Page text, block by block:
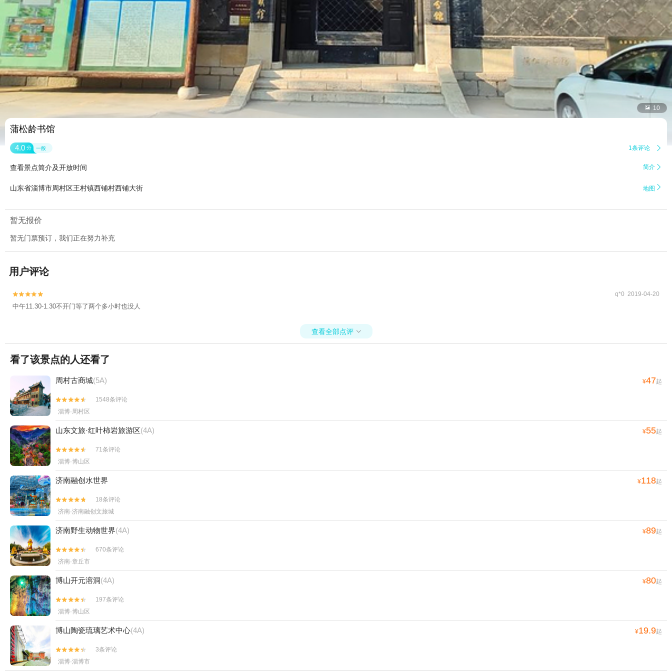
 10
蒲松龄书馆
4.0 分 一般 1条评论 
查看景点简介及开放时间 简介 
山东省淄博市周村区王村镇西铺村西铺大街 地图 
暂无报价
暂无门票预订，我们正在努力补充
用户评论

 q*0 2019-04-20
中午11.30-1.30不开门等了两个多小时也没人
查看全部点评 
看了该景点的人还看了
周村古商城(5A) ¥47起


1548条评论
淄博·周村区
山东文旅·红叶柿岩旅游区(4A) ¥55起


71条评论
淄博·博山区
济南融创水世界 ¥118起


18条评论
济南·济南融创文旅城
济南野生动物世界(4A) ¥89起


670条评论
济南·章丘市
博山开元溶洞(4A) ¥80起


197条评论
淄博·博山区
博山陶瓷琉璃艺术中心(4A) ¥19.9起


3条评论
淄博·淄博市